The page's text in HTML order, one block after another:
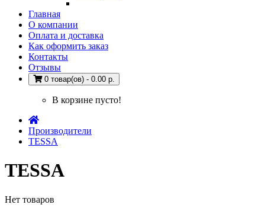
Главная
О компании
Оплата и доставка
Как оформить заказ
Контакты
Отзывы
0 товар(ов) - 0.00 р.
В корзине пусто!
Производители
TESSA
TESSA
Нет товаров